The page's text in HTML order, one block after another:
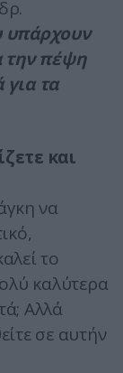
υπάρχουν
την πέψη
για τα
και
να
το
καλύτερα
Αλλά
σε αυτήν